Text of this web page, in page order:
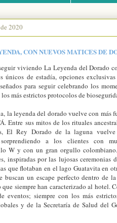
2020
CON NUEVOS MATICES DE
viviendo La Leyenda del Dorado
únicos de estadía, opciones exclusivas
para seguir celebrando los
más estrictos protocolos de
la leyenda del dorado vuelve con más
Entre sus mitos de los rituales
El Rey Dorado de la laguna vuelve
a los clientes con
W y con un gran orgullo
inspiradas por las lujosas ceremonias
que flotaban en el lago Guatavita en
buscan un escape perfecto dentro de
siempre han caracterizado al hotel.
eventos; siempre con los más
y de la Secretaría de Salud del